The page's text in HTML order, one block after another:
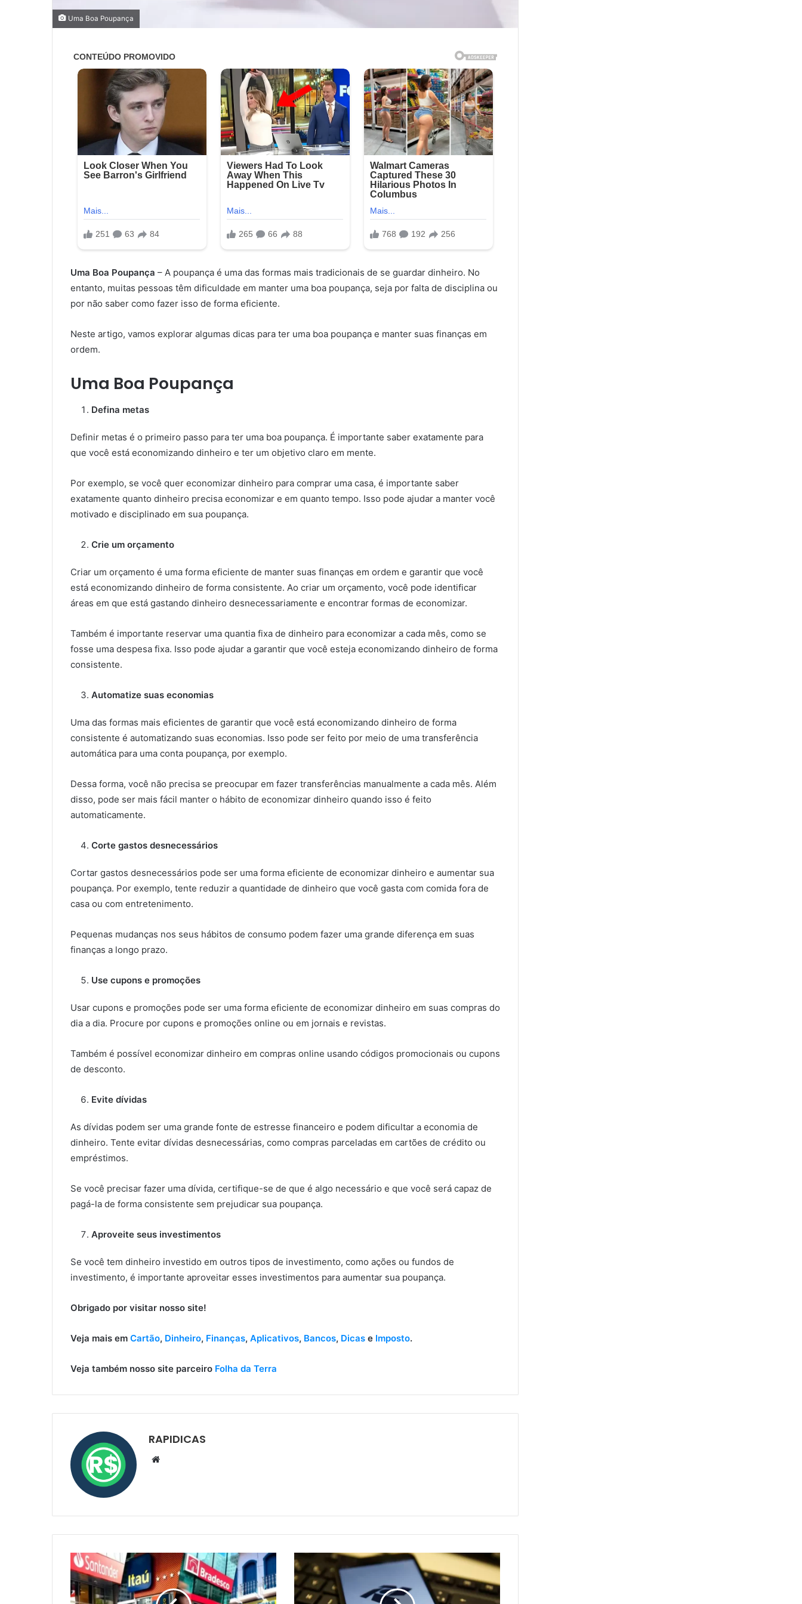
Uma Boa Poupança
Uma Boa Poupança – A poupança é uma das formas mais tradicionais de se guardar dinheiro. No
entanto, muitas pessoas têm dificuldade em manter uma boa poupança, seja por falta de disciplina ou
por não saber como fazer isso de forma eficiente.
Neste artigo, vamos explorar algumas dicas para ter uma boa poupança e manter suas finanças em
ordem.
Uma Boa Poupança
Defina metas
Definir metas é o primeiro passo para ter uma boa poupança. É importante saber exatamente para
que você está economizando dinheiro e ter um objetivo claro em mente.
Por exemplo, se você quer economizar dinheiro para comprar uma casa, é importante saber
exatamente quanto dinheiro precisa economizar e em quanto tempo. Isso pode ajudar a manter você
motivado e disciplinado em sua poupança.
Crie um orçamento
Criar um orçamento é uma forma eficiente de manter suas finanças em ordem e garantir que você
está economizando dinheiro de forma consistente. Ao criar um orçamento, você pode identificar
áreas em que está gastando dinheiro desnecessariamente e encontrar formas de economizar.
Também é importante reservar uma quantia fixa de dinheiro para economizar a cada mês, como se
fosse uma despesa fixa. Isso pode ajudar a garantir que você esteja economizando dinheiro de forma
consistente.
Automatize suas economias
Uma das formas mais eficientes de garantir que você está economizando dinheiro de forma
consistente é automatizando suas economias. Isso pode ser feito por meio de uma transferência
automática para uma conta poupança, por exemplo.
Dessa forma, você não precisa se preocupar em fazer transferências manualmente a cada mês. Além
disso, pode ser mais fácil manter o hábito de economizar dinheiro quando isso é feito
automaticamente.
Corte gastos desnecessários
Cortar gastos desnecessários pode ser uma forma eficiente de economizar dinheiro e aumentar sua
poupança. Por exemplo, tente reduzir a quantidade de dinheiro que você gasta com comida fora de
casa ou com entretenimento.
Pequenas mudanças nos seus hábitos de consumo podem fazer uma grande diferença em suas
finanças a longo prazo.
Use cupons e promoções
Usar cupons e promoções pode ser uma forma eficiente de economizar dinheiro em suas compras do
dia a dia. Procure por cupons e promoções online ou em jornais e revistas.
Também é possível economizar dinheiro em compras online usando códigos promocionais ou cupons
de desconto.
Evite dívidas
As dívidas podem ser uma grande fonte de estresse financeiro e podem dificultar a economia de
dinheiro. Tente evitar dívidas desnecessárias, como compras parceladas em cartões de crédito ou
empréstimos.
Se você precisar fazer uma dívida, certifique-se de que é algo necessário e que você será capaz de
pagá-la de forma consistente sem prejudicar sua poupança.
Aproveite seus investimentos
Se você tem dinheiro investido em outros tipos de investimento, como ações ou fundos de
investimento, é importante aproveitar esses investimentos para aumentar sua poupança.
Obrigado por visitar nosso site!
Veja mais em Cartão, Dinheiro, Finanças, Aplicativos, Bancos, Dicas e Imposto.
Veja também nosso site parceiro Folha da Terra
RAPIDICAS
Website